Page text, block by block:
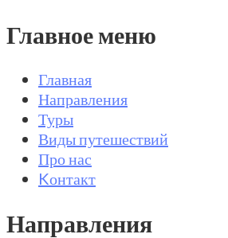
Главное меню
Главная
Направления
Туры
Виды путешествий
Про нас
Kонтакт
Направления